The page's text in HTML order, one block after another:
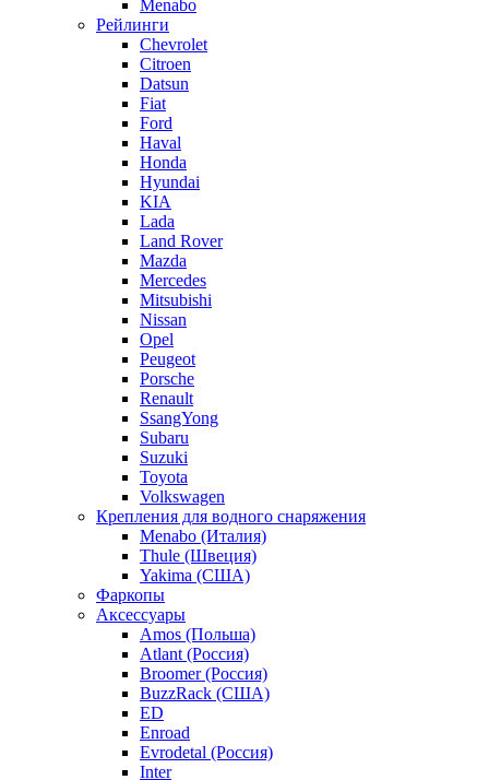
Menabo
Рейлинги
Chevrolet
Citroen
Datsun
Fiat
Ford
Haval
Honda
Hyundai
KIA
Lada
Land Rover
Mazda
Mercedes
Mitsubishi
Nissan
Opel
Peugeot
Porsche
Renault
SsangYong
Subaru
Suzuki
Toyota
Volkswagen
Крепления для водного снаряжения
Menabo (Италия)
Thule (Швеция)
Yakima (США)
Фаркопы
Аксессуары
Amos (Польша)
Atlant (Россия)
Broomer (Россия)
BuzzRack (США)
ED
Enroad
Evrodetal (Россия)
Inter